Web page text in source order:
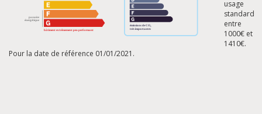
usage
standard
entre
1000€ et
1410€.
Pour la date de référence 01/01/2021.